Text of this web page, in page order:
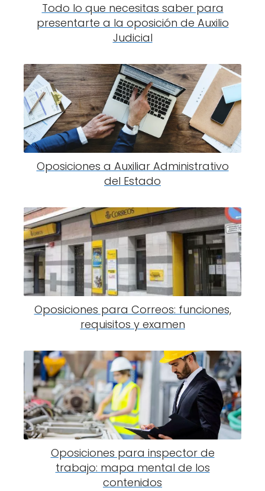
Todo lo que necesitas saber para
presentarte a la oposición de Auxilio
Judicial
Oposiciones a Auxiliar Administrativo
del Estado
Oposiciones para Correos: funciones,
requisitos y examen
Oposiciones para inspector de
trabajo: mapa mental de los
contenidos